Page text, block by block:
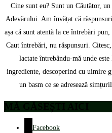
Cine sunt eu? Sunt un Căutător,
Adevărului. Am învățat că
așa că sunt atentă la ce întrebări
Caut întrebări, nu răspunsuri.
lactate întrebându-mă unde
ingrediente, descoperind cu uimire
un basm ce se adresează
MĂ GĂSEȘTI AICI
Facebook